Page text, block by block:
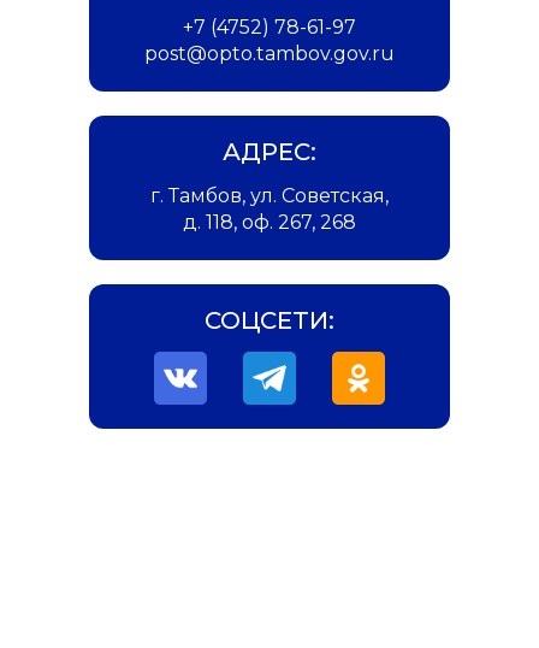
г. Тамбов, ул. Советская,
д. 118, оф. 267, 268
АДРЕС:
post@opto.tambov.gov.ru
+7 (4752) 78-61-97
СОЦСЕТИ: